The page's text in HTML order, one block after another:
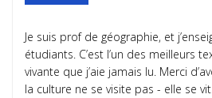
Je suis prof de géographie, et
étudiants. C’est l’un des meilleurs
vivante que j’aie jamais lu. Merci
la culture ne se visite pas - elle se